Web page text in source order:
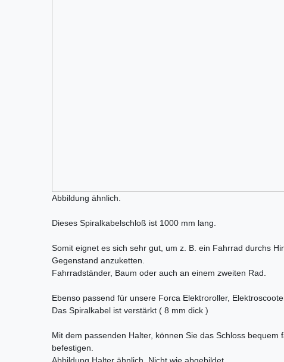
Abbildung ähnlich.
Dieses Spiralkabelschloß ist 1000 mm lang.
Somit eignet es sich sehr gut, um z. B. ein Fahrrad durchs
Gegenstand anzuketten.
Fahrradständer, Baum oder auch an einem zweiten Rad.
Ebenso passend für unsere Forca Elektroroller,
Das Spiralkabel ist verstärkt ( 8 mm dick )
Mit dem passenden Halter, können Sie das Schloss
befestigen.